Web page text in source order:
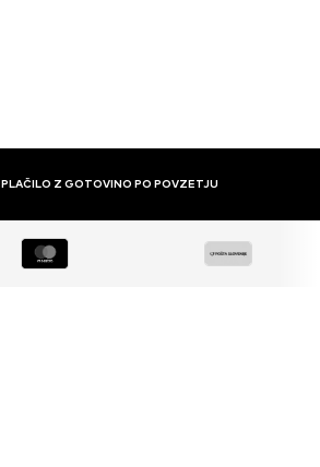
PLAČILO Z GOTOVINO PO POVZETJU